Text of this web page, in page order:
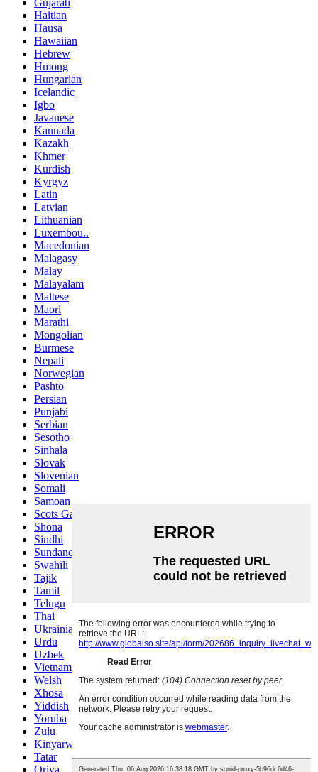
Haitian
Hausa
Hawaiian
Hebrew
Hmong
Hungarian
Icelandic
Igbo
Javanese
Kannada
Kazakh
Khmer
Kurdish
Kyrgyz
Latin
Latvian
Lithuanian
Luxembou..
Macedonian
Malagasy
Malay
Malayalam
Maltese
Maori
Marathi
Mongolian
Burmese
Nepali
Norwegian
Pashto
Persian
Punjabi
Serbian
Sesotho
Sinhala
Slovak
Slovenian
Somali
Samoan
Scots Gaelic
Shona
Sindhi
Sundanese
Swahili
Tajik
Tamil
Telugu
Thai
Ukrainian
Urdu
Uzbek
Vietnamese
Welsh
Xhosa
Yiddish
Yoruba
Zulu
Kinyarwanda
Tatar
Oriya